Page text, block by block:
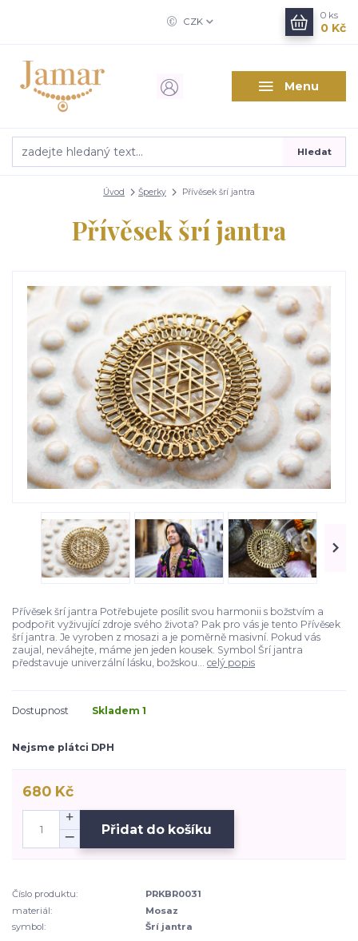
Menu
CZK
Hledat
0 ks
0 Kč
Úvod Šperky Přívěsek šrí jantra
Přívěsek šrí jantra
Přívěsek šrí jantra Potřebujete posílit svou harmonii s božstvím a
podpořit vyživující zdroje svého života? Pak pro vás je tento Přívěsek
šrí jantra. Je vyroben z mosazi a je poměrně masivní. Pokud vás
zaujal, neváhejte, máme jen jeden kousek. Symbol Šrí jantra
představuje univerzální lásku, božskou... celý popis
Dostupnost Skladem 1
Nejsme plátci DPH
680 Kč
Přidat do košíku
Číslo produktu:
PRKBR0031
materiál:
Mosaz
symbol:
Šrí jantra